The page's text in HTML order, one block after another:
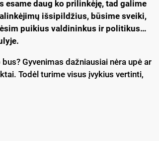
esame daug ko prilinkėję, tad galime
išsipildžius, būsime sveiki,
puikius valdininkus ir politikus…
Gyvenimas dažniausiai nėra upė ar
Todėl turime visus įvykius vertinti,